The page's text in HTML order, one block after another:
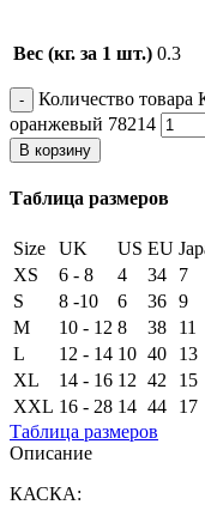
Вес (кг. за 1 шт.) 0.3
Количество
оранжевый 78214
В корзину
Таблица размеров
Size UK US EU
XS
6 - 8 4 34
7
S
8 -10 6 36 9
M
10 - 12 8 38
11
L
12 - 14 10 40
13
XL
14 - 16 12 42
15
XXL 16 - 28 14 44
17
Таблица размеров
Описание
КАСКА: